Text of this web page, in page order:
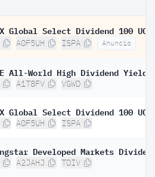
A0F5UH ISPA Anuncio
A1T8FV VGWD
A0F5UH ISPA
A2JAHJ TDIV